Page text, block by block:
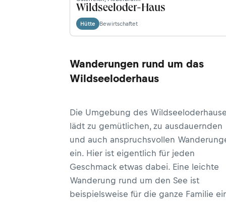
Wildseeloder-Haus
Hütte Bewirtschaftet
Wanderungen rund um das
Wildseeloderhaus
Die Umgebung des
lädt zu gemütlichen, zu ausdauernden
und auch anspruchsvollen
ein. Hier ist eigentlich für jeden
Geschmack etwas dabei. Eine leichte
Wanderung rund um den See ist
beispielsweise für die ganze Familie